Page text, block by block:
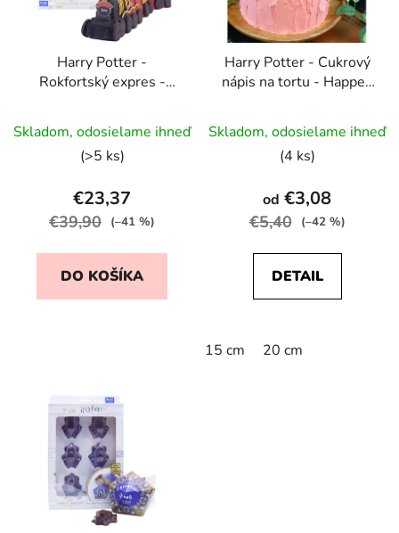
Harry Potter -
Rokfortský expres -
Skladom, odosielame ihneď
(>5 ks)
€23,37
€39,90 (–41 %)
DO KOŠÍKA
Harry Potter - Cukrový
nápis na tortu - Happee
Skladom, odosielame ihneď
(4 ks)
od €3,08
€5,40 (–42 %)
DETAIL
15 cm 20 cm